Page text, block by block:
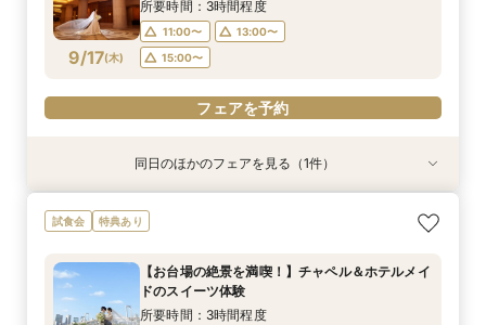
15:00〜
15:00〜
フェアを予約
フェアを予約
9/17(木)
所要時間：3時間程度
11:00〜
13:00〜
15:00〜
フェアを予約
9/17(木
【見積り比較】 選べる2つのチャペル体験×安心
◎ご予算相談会
11:00〜
13:00〜
15:00〜
同日のほかのフェアを見る（1件）
試食会 特典あり
【お台場の絶景を満喫！】チャペル＆ホテルメイ
ドのスイーツ体験
所要時間：3時間程度